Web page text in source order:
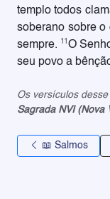
templo todos
soberano sobre
sempre. 11 O
seu povo a
Os versículos
Sagrada NVI (Nova
📖 Salmos